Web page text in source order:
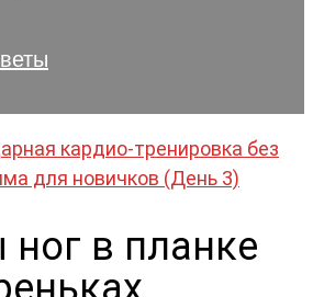
кардио-тренировка без
для новичков (День 3)
в планке